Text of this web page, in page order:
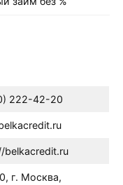
222-42-20
belkacredit.ru
г. Москва,